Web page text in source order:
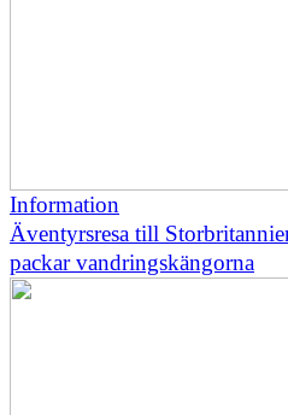
Information
Äventyrsresa till
packar vandringskängorna